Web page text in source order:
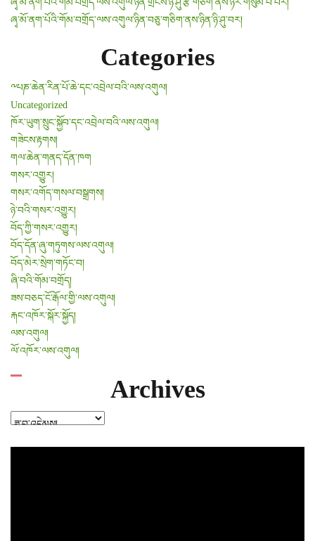
ཞྭ་མོ་ནག་པོའི་གོམ་བགྲོད་ལས་འགུལ་ཉིན་གྲངས་ཉི་ཤུ་རྩ་གཅིག་ནས་ཉེར་གསུམ་པ་བར།
ཞྭ་མོ་ནག་པོའི་གོམ་བགྲོད་ལས་འགུལ་ཉིན་བཅུ་གཅིག་ནས་ཉིན་ཉི་ཤུ་བར།
Categories
༸པཎ་ཆེན་རིན་པོ་ཆེ་དང་འབྲེལ་བའི་ལས་འགུལ།
Uncategorized
ཁོར་ཡུག་སྲུང་སྐྱོབ་དང་འབྲེལ་བའི་ལས་འགུལ།
གཟེངས་རྟགས།
གལ་ཆེན་གནད་དོན་ཁག
གསར་འགྱུར།
གསར་འགོད་གསལ་བསྒྲགས།
ཉེ་བའི་གསར་འགྱུར།
བོད་ཀྱི་གསར་འགྱུར།
བོད་དོན་ཞུ་གཏུགས་ལས་འགུལ།
བོད་མེར་སྲེག་གཏོང་བ།
ཞི་བའི་གོམ་བགྲོད།
ཟས་བཅད་ངོ་རྒོལ་གྱི་ལས་འགུལ།
རྐང་འཁོར་སྐོར་སྐྱོད།
ལས་འགུལ།
ལོ་འཁོར་ལས་འགུལ།
Archives
Archives